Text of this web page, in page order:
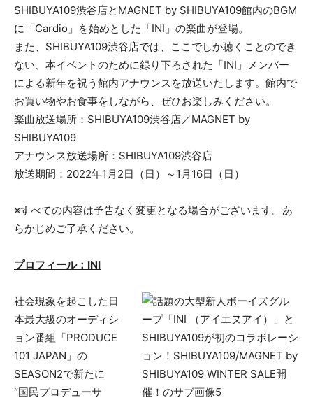
SHIBUYA109渋谷店とMAGNET by SHIBUYA109館内のBGM
に「Cardio」を始めとした「INI」の楽曲が登場。
また、SHIBUYA109渋谷店では、ここでしか聴くことのでき
ない、本イベントのために録り下ろされた「INI」メンバー
による新年を祝う館内アナウンスを放送いたします。館内で
お買い物やお食事をしながら、ぜひお楽しみください。
楽曲放送場所：SHIBUYA109渋谷店／MAGNET by
SHIBUYA109
アナウンス放送場所：SHIBUYA109渋谷店
放送期間：2022年1月2日（日）～1月16日（日）
※すべての内容は予告なく変更となる場合がございます。あ
らかじめご了承ください。
プロフィール：INI
社会現象を起こした日
本最大級のオーディシ
ョン番組「PRODUCE
101 JAPAN」の
SEASON2で新たに
“国民プロデューサ